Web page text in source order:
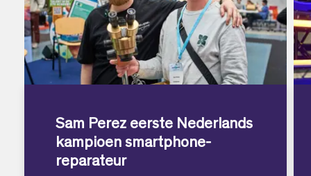
Sam Perez eerste Nederlands
kampioen smartphone-
reparateur